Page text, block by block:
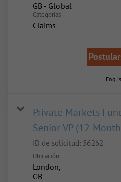
GB - Global
Categorías
Claims
Private Markets
Senior VP (12 Month
ID de solicitud: 56262
Ubicación
London,